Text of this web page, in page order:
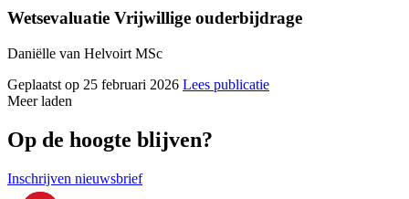
Wetsevaluatie Vrijwillige ouderbijdrage
Daniëlle van Helvoirt MSc
Geplaatst op 25 februari 2026 Lees publicatie
Meer laden
Op de hoogte blijven?
Inschrijven nieuwsbrief